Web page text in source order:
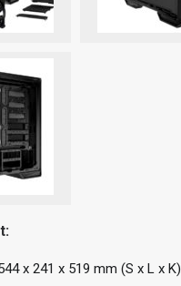
x 241 x 519 mm (S x L x K)